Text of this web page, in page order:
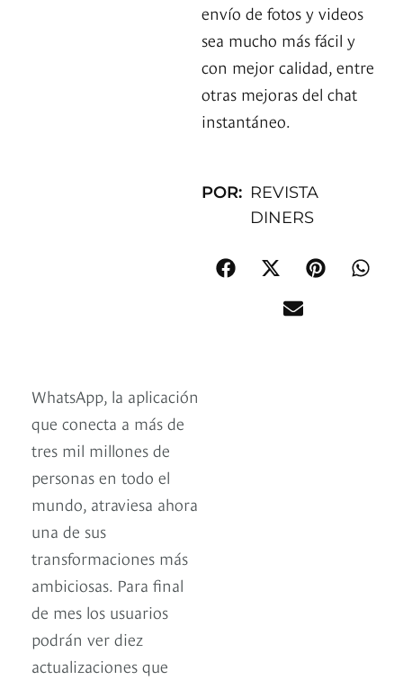
envío de fotos y videos
sea mucho más fácil y
con mejor calidad, entre
otras mejoras del chat
instantáneo.
POR: REVISTA
DINERS
WhatsApp, la aplicación
que conecta a más de
tres mil millones de
personas en todo el
mundo, atraviesa ahora
una de sus
transformaciones más
ambiciosas. Para final
de mes los usuarios
podrán ver diez
actualizaciones que